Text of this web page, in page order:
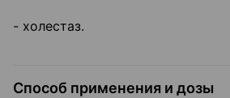
- холестаз.
Способ применения и дозы